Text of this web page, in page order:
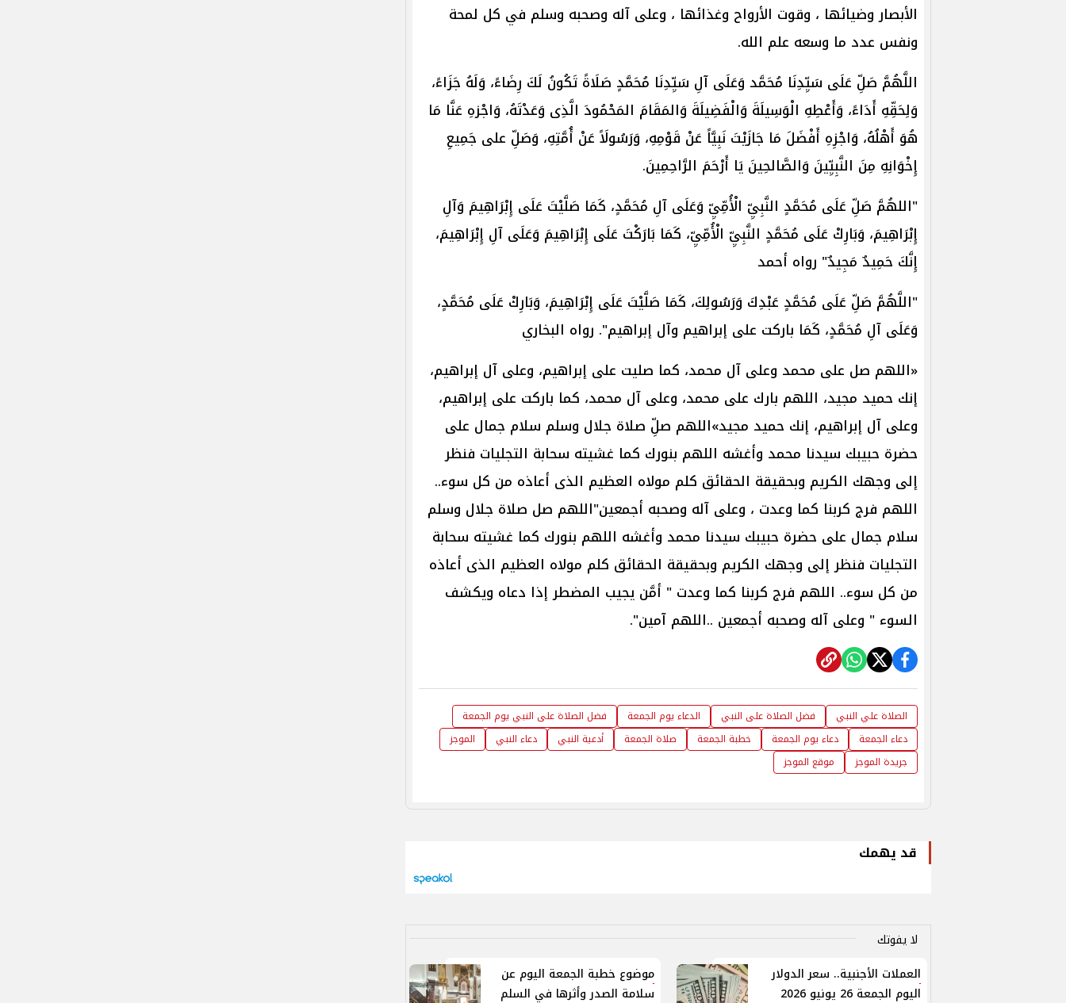
الأبصار وضيائها ، وقوت الأرواح وغذائها ، وعلى آله وصحبه وسلم في كل لمحة
ونفس عدد ما وسعه علم الله.
اللَّهُمَّ صَلِّ عَلَى سَيِّدِنَا مُحَمَّد وَعَلَى آلِ سَيِّدِنَا مُحَمَّدٍ صَلَاةً تَكُونُ لَكَ رِضَاءً، وَلَهُ جَزَاءً،
وَلِحَقِّهِ أَدَاءً، وَأَعْطِهِ الْوَسِيلَةَ وَالْفَضِيلَةَ وَالمَقَامَ المَحْمُودَ الَّذِى وَعَدْتَهُ، وَاجْزهِ عَنَّا مَا
هُوَ أَهْلُهُ، وَاجْزِهِ أَفْضَلَ مَا جَازَيْتَ نَبِيَّاً عَنْ قَوْمِهِ، وَرَسُولَاً عَنْ أُمَّتِهِ، وَصَلِّ على جَمِيعِ
إِخْوَانِهِ مِنَ النَّبِيِّينَ وَالصَّالحِينَ يَا أَرْحَمَ الرَّاحِمِينَ.
"‌اللهُمَّ ‌صَلِّ ‌عَلَى ‌مُحَمَّدٍ ‌النَّبِيِّ ‌الْأُمِّيِّ وَعَلَى آلِ مُحَمَّدٍ، كَمَا صَلَّيْتَ عَلَى إِبْرَاهِيمَ وَآلِ
إِبْرَاهِيمَ، وَبَارِكْ عَلَى مُحَمَّدٍ النَّبِيِّ الْأُمِّيِّ، كَمَا بَارَكْتَ عَلَى إِبْرَاهِيمَ وَعَلَى آلِ إِبْرَاهِيمَ،
إِنَّكَ حَمِيدٌ مَجِيدٌ" رواه أحمد
"اللَّهُمَّ ‌صَلِّ ‌عَلَى ‌مُحَمَّدٍ ‌عَبْدِكَ ‌وَرَسُولِكَ، كَمَا صَلَّيْتَ عَلَى إِبْرَاهِيمَ، وَبَارِكْ عَلَى مُحَمَّدٍ،
وَعَلَى آلِ مُحَمَّدٍ، كَمَا باركت على إبراهيم وآل إبراهيم". رواه البخاري
«اللهم صل على محمد وعلى آل محمد، كما صليت على إبراهيم، وعلى آل إبراهيم،
إنك حميد مجيد، اللهم بارك على محمد، وعلى آل محمد، كما باركت على إبراهيم،
وعلى آل إبراهيم، إنك حميد مجيد»اللهم صلِّ صلاة جلال وسلم سلام جمال على
حضرة حبيبك سيدنا محمد وأغشه اللهم بنورك كما غشيته سحابة التجليات فنظر
إلى وجهك الكريم وبحقيقة الحقائق كلم مولاه العظيم الذى أعاذه من كل سوء..
اللهم فرج كربنا كما وعدت ، وعلى آله وصحبه أجمعين"اللهم صل صلاة جلال وسلم
سلام جمال على حضرة حبيبك سيدنا محمد وأغشه اللهم بنورك كما غشيته سحابة
التجليات فنظر إلى وجهك الكريم وبحقيقة الحقائق كلم مولاه العظيم الذى أعاذه
من كل سوء.. اللهم فرج كربنا كما وعدت " أمَّن يجيب المضطر إذا دعاه ويكشف
السوء " وعلى آله وصحبه أجمعين ..اللهم آمين".
الصلاة علي النبي فضل الصلاة على النبي الدعاء يوم الجمعة
فضل الصلاة على النبي يوم الجمعة
دعاء الجمعة
دعاء يوم الجمعة خطبة الجمعة صلاة الجمعة أدعية النبي دعاء النبي
الموجز
جريدة الموجز
موقع الموجز
قد يهمك
لا يفوتك
العملات الأجنبية.. سعر الدولار
اليوم الجمعة 26 يونيو 2026
موضوع خطبة الجمعة اليوم عن
سلامة الصدر وأثرها في السلم